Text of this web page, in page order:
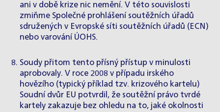
ani v době krize nic nemění. V této souvislosti
zmiňme Společné prohlášení soutěžních úřadů
sdružených v Evropské síti soutěžních úřadů (ECN)
nebo varování ÚOHS.
Soudy přitom tento přísný přístup v minulosti
aprobovaly. V roce 2008 v případu irského
hovězího (typický příklad tzv. krizového kartelu)
Soudní dvůr EU potvrdil, že soutěžní právo tvrdé
kartely zakazuje bez ohledu na to, jaké okolnosti